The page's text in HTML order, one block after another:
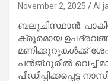
November 2, 2025 Al
ബലൂചിസ്ഥാന്‍:
ക്രൂരമായ
മണിക്കൂറുകള്‍ക്ക് ശേഷം
പന്‍ജ്ഗുരില്‍ വെച്ച്
പീഡിപ്പിക്കപ്പെട്ട